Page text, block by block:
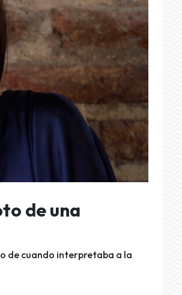
de una
de cuando interpretaba a la